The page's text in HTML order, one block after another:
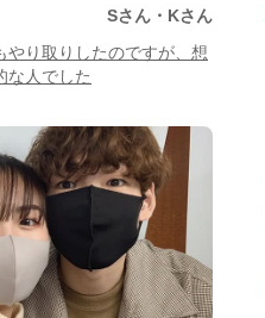
Sさん・Kさん
やり取りしたのですが、想
な人でした